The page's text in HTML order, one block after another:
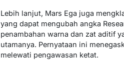
Lebih lanjut, Mars Ega juga
yang dapat mengubah angka
penambahan warna dan zat aditif
utamanya. Pernyataan ini
melewati pengawasan ketat.